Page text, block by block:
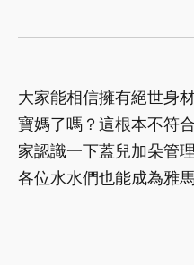
大家能相信擁有絕世身
寶媽了嗎？這根本不符
家認識一下蓋兒加朵管
各位水水們也能成為雅